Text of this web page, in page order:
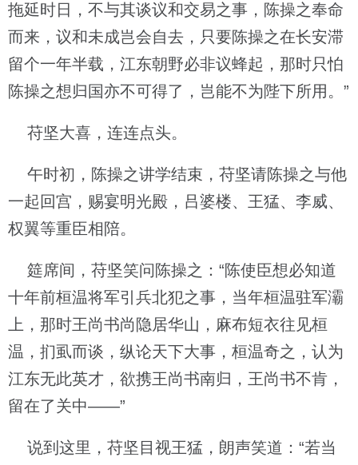
拖延时日，不与其谈议和交易之事，陈操之奉命
而来，议和未成岂会自去，只要陈操之在长安滞
留个一年半载，江东朝野必非议蜂起，那时只怕
陈操之想归国亦不可得了，岂能不为陛下所用。”
苻坚大喜，连连点头。
午时初，陈操之讲学结束，苻坚请陈操之与他
一起回宫，赐宴明光殿，吕婆楼、王猛、李威、
权翼等重臣相陪。
筵席间，苻坚笑问陈操之：“陈使臣想必知道
十年前桓温将军引兵北犯之事，当年桓温驻军灞
上，那时王尚书尚隐居华山，麻布短衣往见桓
温，扪虱而谈，纵论天下大事，桓温奇之，认为
江东无此英才，欲携王尚书南归，王尚书不肯，
留在了关中——”
说到这里，苻坚目视王猛，朗声笑道：“若当